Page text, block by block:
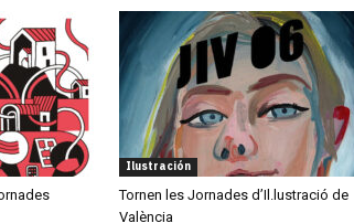
Ilustración
Tornen les Jornades d’Il.lustració de
València